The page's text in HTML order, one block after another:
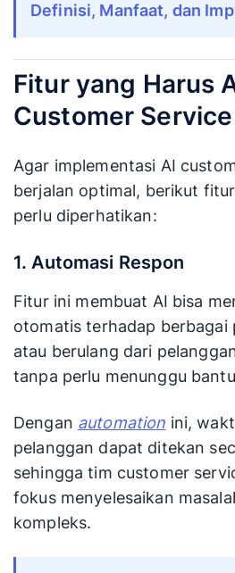
Definisi, Manfaat, dan
Fitur yang Harus
Customer
Agar implementasi AI
berjalan optimal, berikut
perlu diperhatikan:
1. Automasi Respon
Fitur ini membuat AI bisa
otomatis terhadap berbagai
atau berulang dari
tanpa perlu menunggu
Dengan automation ini,
pelanggan dapat ditekan
sehingga tim customer
fokus menyelesaikan
kompleks.